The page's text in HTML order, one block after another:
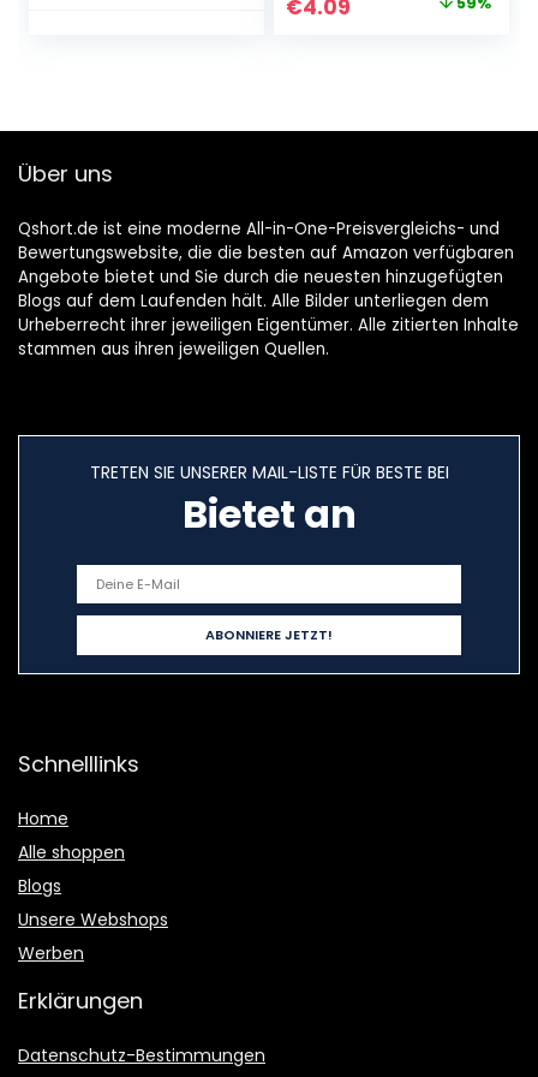
Original
€4.09
Über uns
Qshort.de ist eine moderne All-in-One-Preisvergleichs- und
Bewertungswebsite, die die besten auf Amazon verfügbaren
Angebote bietet und Sie durch die neuesten hinzugefügten
Blogs auf dem Laufenden hält. Alle Bilder unterliegen dem
Urheberrecht ihrer jeweiligen Eigentümer. Alle zitierten Inhalte
stammen aus ihren jeweiligen Quellen.
TRETEN SIE UNSERER MAIL-LISTE FÜR BESTE BEI
Bietet an
Schnelllinks
Home
Alle shoppen
Blogs
Unsere Webshops
Werben
Erklärungen
Datenschutz-Bestimmungen